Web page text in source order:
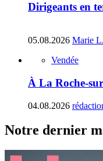
Dirigeants en
05.08.2026 Marie
Vendée
À La Roche-
04.08.2026
Notre dernier